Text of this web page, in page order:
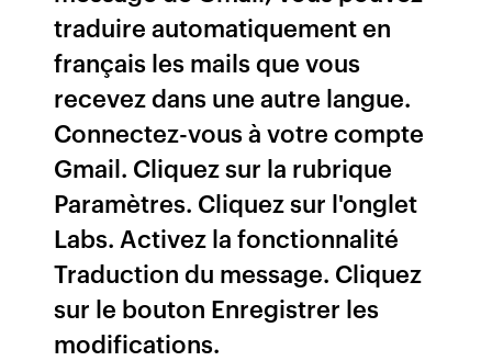
traduire automatiquement en
français les mails que vous
recevez dans une autre langue.
Connectez-vous à votre compte
Gmail. Cliquez sur la rubrique
Paramètres. Cliquez sur l'onglet
Labs. Activez la fonctionnalité
Traduction du message. Cliquez
sur le bouton Enregistrer les
modifications.